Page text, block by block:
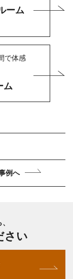
ーム
で体感
ム
例へ
さい